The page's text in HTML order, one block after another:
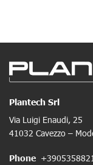
Plantech Srl
Via Luigi Enaudi, 25
41032 Cavezzo –
Phone